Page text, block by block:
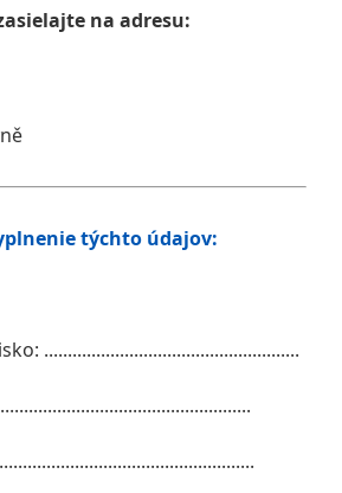
na adresu:
týchto údajov:
......................................................